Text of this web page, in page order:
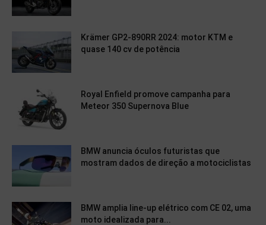
Krämer GP2-890RR 2024: motor KTM e
quase 140 cv de potência
Royal Enfield promove campanha para
Meteor 350 Supernova Blue
BMW anuncia óculos futuristas que
mostram dados de direção a motociclistas
BMW amplia line-up elétrico com CE 02, uma
moto idealizada para...